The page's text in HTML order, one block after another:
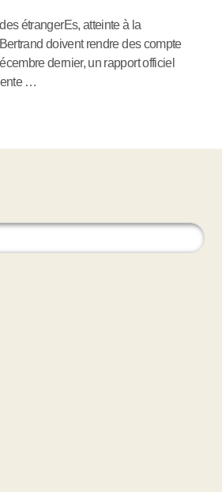
étrangerEs, atteinte à la
doivent rendre des compte
dernier, un rapport officiel
…